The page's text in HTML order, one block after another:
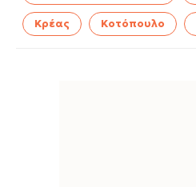
Κρέας Κοτόπουλο